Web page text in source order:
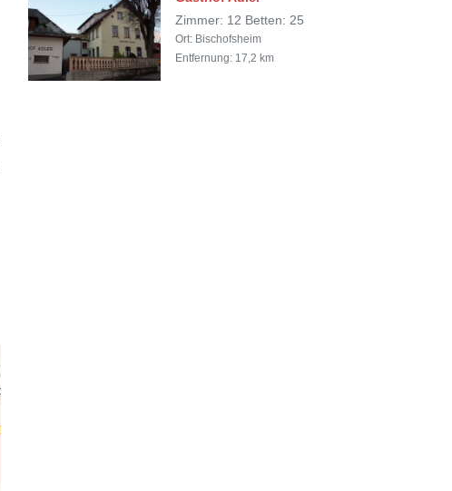
Zimmer: 12 Betten: 25
Ort: Bischofsheim
Entfernung: 17,2 km